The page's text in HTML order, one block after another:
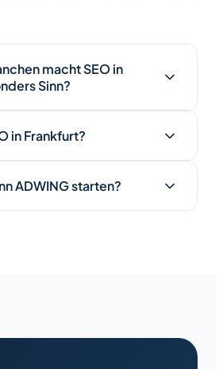
macht SEO in
Sinn?
in Frankfurt?
ADWING starten?